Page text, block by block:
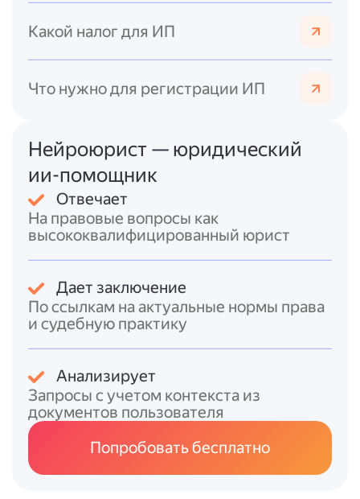
- Приказ Генеральной прокуратуры РФ от
(например, бухгалтерские учётные
лет).
- Приказ Судебного департамента при ВС
РФ от 21.12.2022 № 242 регламентирует
хранение документов в судах (например,
документы учётной политики — 5 лет после
замены новыми; бюджетная отчётность —
постоянно при отсутствии годовой).
Таким образом, минимальный общий срок
хранения бухгалтерских документов
составляет5 летпосле отчётного года или
после последнего использования для
составления отчётности. Для отдельных
категорий документов сроки могут быть
увеличены в соответствии со
Итоговый ответ
Какой налог для ИП
Что нужно для регистрации ИП
Нейроюрист — юридический
ии-помощник
Отвечает
На правовые вопросы как
высококвалифицированный юрист
Дает заключение
По ссылкам на актуальные нормы права
и судебную практику
Анализирует
Запросы с учетом контекста из
документов пользователя
Попробовать бесплатно